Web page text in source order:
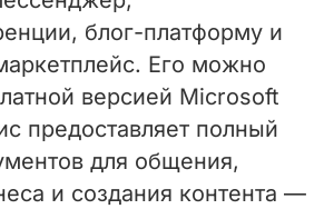
блог-платформу и
Его можно
версией Microsoft
предоставляет полный
для общения,
и создания контента —